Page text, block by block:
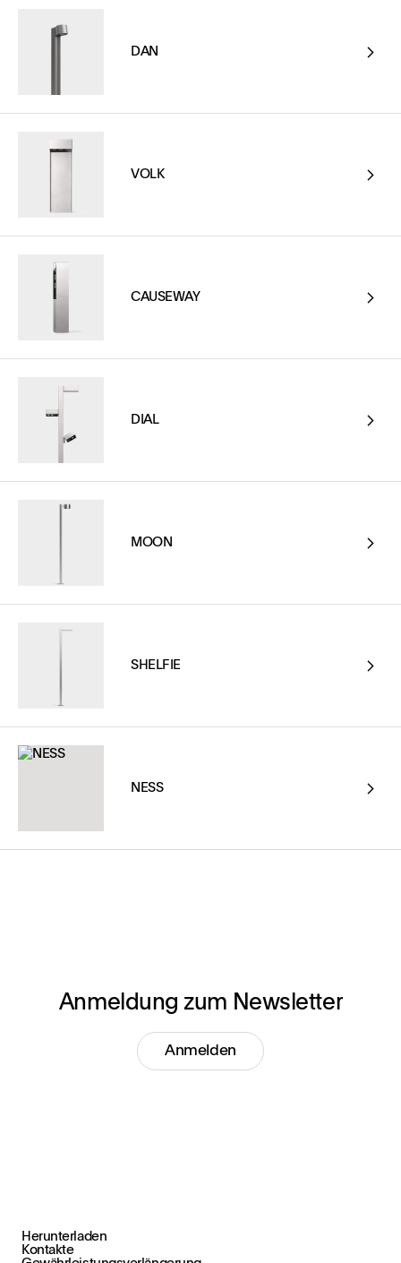
+39 030 2015.1
DAN
VOLK
CAUSEWAY
DIAL
MOON
SHELFIE
NESS
Anmeldung zum Newsletter
Anmelden
Herunterladen
Kontakte